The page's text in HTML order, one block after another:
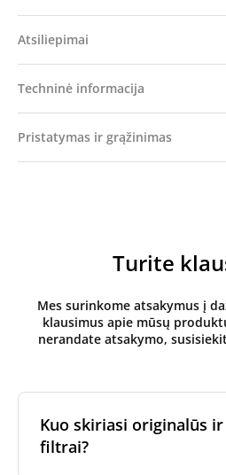
Atsiliepimai
Techninė informacija
Pristatymas ir grąžinimas
Turite
Mes surinkome atsakymus į
klausimus apie mūsų
nerandate atsakymo,
Kuo skiriasi originalūs
filtrai?